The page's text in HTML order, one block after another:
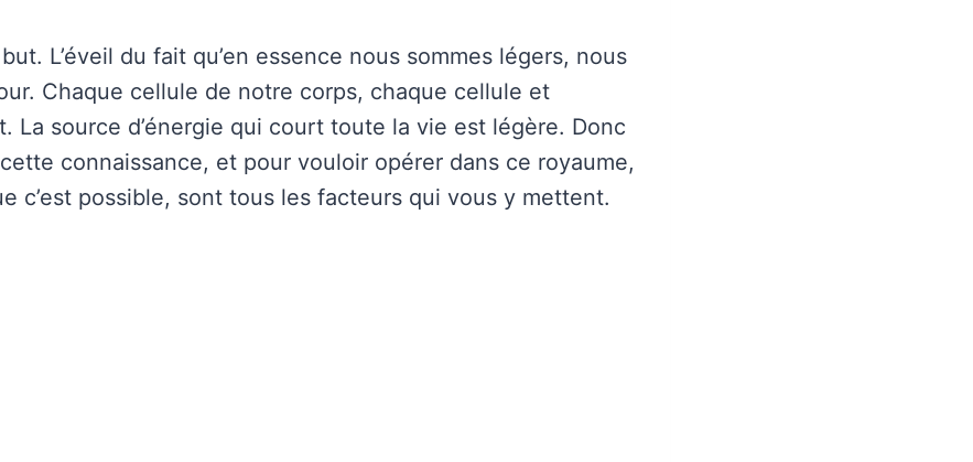
L’éveil du fait qu’en essence nous sommes légers, nous
Chaque cellule de notre corps, chaque cellule et
La source d’énergie qui court toute la vie est légère. Donc
connaissance, et pour vouloir opérer dans ce royaume,
c’est possible, sont tous les facteurs qui vous y mettent.